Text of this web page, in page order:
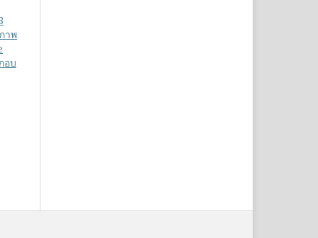
าพ
อบ